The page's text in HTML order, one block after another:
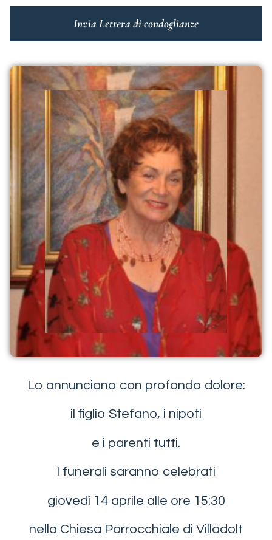
Invia Lettera di condoglianze
Lo annunciano con profondo dolore:
il figlio Stefano, i nipoti
e i parenti tutti.
I funerali saranno celebrati
giovedì 14 aprile alle ore 15:30
nella Chiesa Parrocchiale di Villadolt